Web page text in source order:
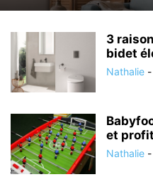
3
bidet
Nathalie -
et
Nathalie -